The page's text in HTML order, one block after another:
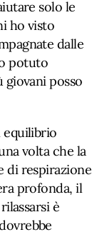
solo le
ho visto
dalle
potuto
posso
equilibrio
volta che la
di respirazione
profonda, il
è